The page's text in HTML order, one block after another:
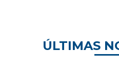
ÚLTIMAS